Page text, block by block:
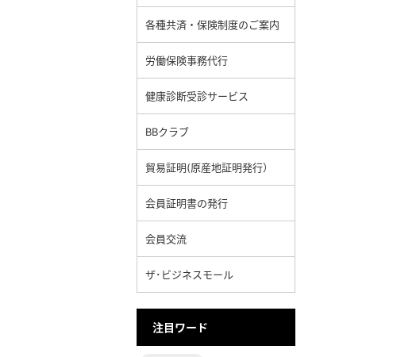
各種共済・保険制度のご案内
労働保険事務代行
健康診断受診サービス
BBクラブ
貿易証明(原産地証明発行）
会員証明書の発行
会員交流
ザ･ビジネスモール
注目ワード